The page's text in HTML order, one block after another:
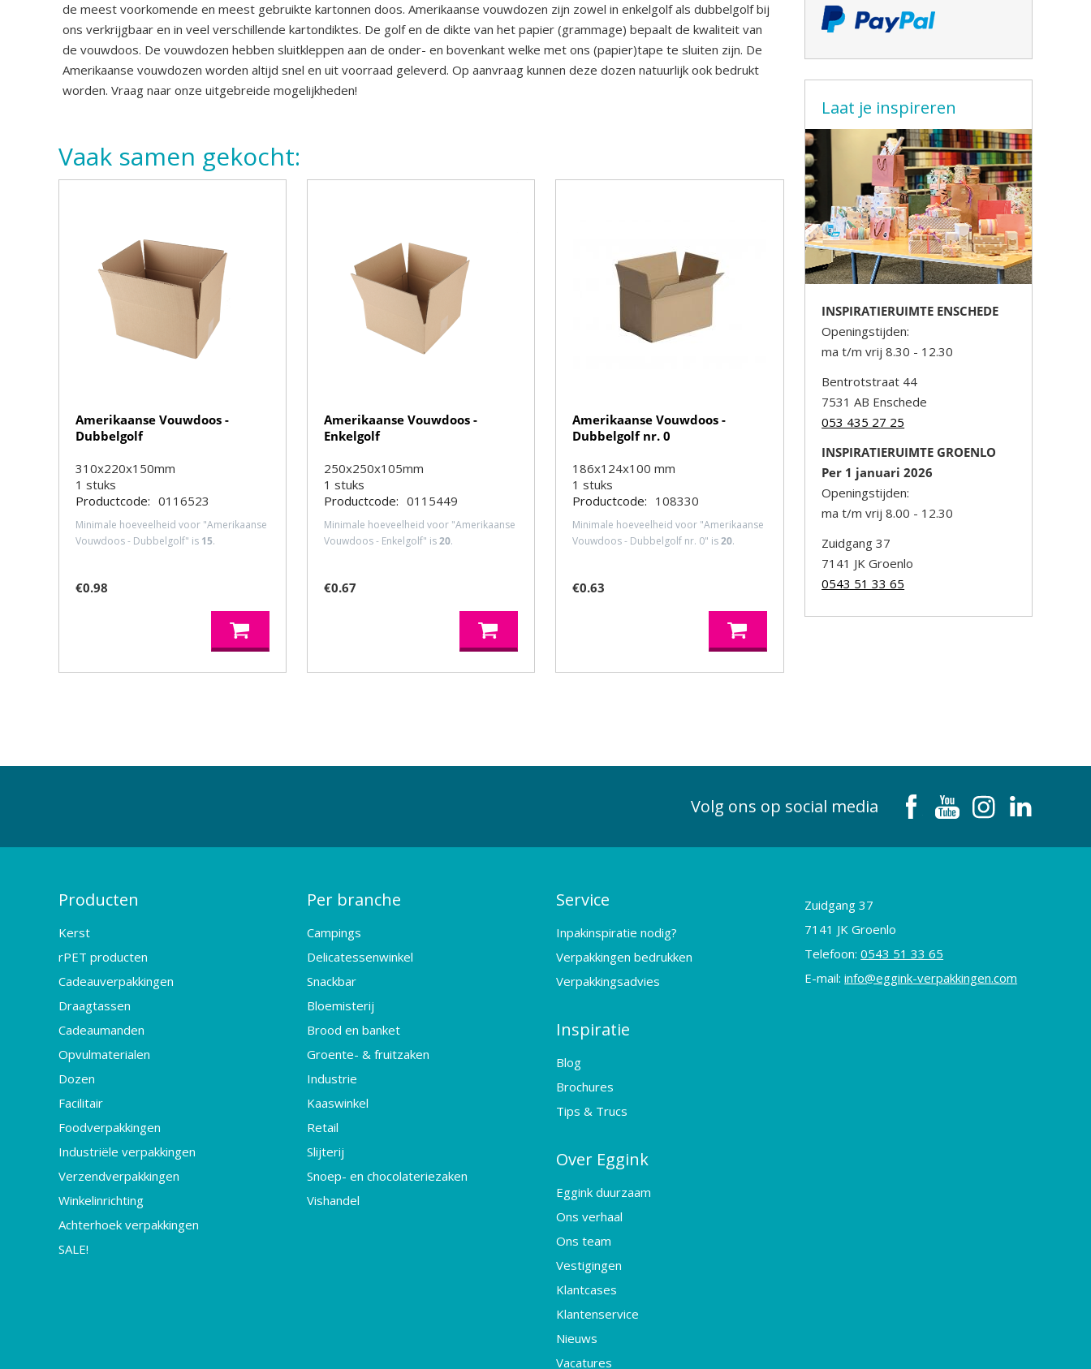
de meest voorkomende en meest gebruikte kartonnen doos. Amerikaanse vouwdozen zijn zowel in enkelgolf als dubbelgolf bij
ons verkrijgbaar en in veel verschillende kartondiktes. De golf en de dikte van het papier (grammage) bepaalt de kwaliteit van
de vouwdoos. De vouwdozen hebben sluitkleppen aan de onder- en bovenkant welke met ons (papier)tape te sluiten zijn. De
Amerikaanse vouwdozen worden altijd snel en uit voorraad geleverd. Op aanvraag kunnen deze dozen natuurlijk ook bedrukt
worden. Vraag naar onze uitgebreide mogelijkheden!
Vaak samen gekocht:
Amerikaanse Vouwdoos -
Dubbelgolf
310x220x150mm
1 stuks
Productcode: 0116523
Minimale hoeveelheid voor "Amerikaanse
Vouwdoos - Dubbelgolf" is 15.
€0.98
Amerikaanse Vouwdoos -
Enkelgolf
250x250x105mm
1stuks
Productcode: 0115449
Minimale hoeveelheid voor "Amerikaanse
Vouwdoos - Enkelgolf" is20.
€0.67
Amerikaanse Vouwdoos -
Dubbelgolf nr. 0
186x124x100 mm
1stuks
Productcode: 108330
Minimale hoeveelheid voor "Amerikaanse
Vouwdoos - Dubbelgolf nr. 0" is20.
€0.63
Laat je inspireren
INSPIRATIERUIMTE ENSCHEDE
Openingstijden:
ma t/m vrij 8.30 - 12.30
Bentrotstraat 44
7531 AB Enschede
053 435 27 25
INSPIRATIERUIMTE GROENLO
Per 1 januari 2026
Openingstijden:
ma t/m vrij 8.00 - 12.30
Zuidgang 37
7141 JK Groenlo
0543 51 33 65
Volg ons op social media
Producten
Kerst
rPET producten
Cadeauverpakkingen
Draagtassen
Cadeaumanden
Opvulmaterialen
Dozen
Facilitair
Foodverpakkingen
Industriële verpakkingen
Verzendverpakkingen
Winkelinrichting
Achterhoek verpakkingen
SALE!
Per branche
Campings
Delicatessenwinkel
Snackbar
Bloemisterij
Brood en banket
Groente- & fruitzaken
Industrie
Kaaswinkel
Retail
Slijterij
Snoep- en chocolateriezaken
Vishandel
Service
Inpakinspiratie nodig?
Verpakkingen bedrukken
Verpakkingsadvies
Inspiratie
Blog
Brochures
Tips & Trucs
Over Eggink
Eggink duurzaam
Ons verhaal
Ons team
Vestigingen
Klantcases
Klantenservice
Nieuws
Vacatures
Zuidgang 37
7141 JK Groenlo
Telefoon:0543 51 33 65
E-mail:info@eggink-verpakkingen.com